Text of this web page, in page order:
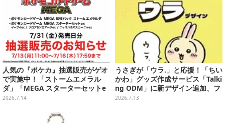
人気の『ポケカ』抽選販売がゲオ
で実施中！「ストームエメラル
ダ」「MEGA スターターセットe
x」各種の全4商品
2026.7.14
うさぎが「ウラ.」と応援！「ちい
かわ」グッズ作成サービス「Talki
ng ODM」に新デザイン追加、フ
ェイスタオルやTシャツなどライ
2026.7.13